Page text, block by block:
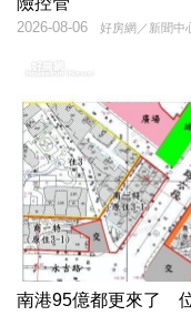
好房網／新聞中
2026-08-06
南港95億都更來了